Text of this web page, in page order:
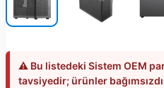
⚠️ Bu listedeki Sistem OEM
tavsiyedir; ürünler